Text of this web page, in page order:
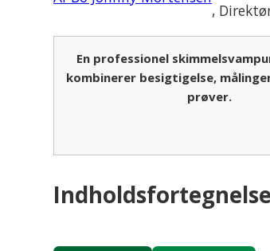
,
En professionel
kombinerer besigtigelse,
prøver.
Indholdsfortegnelse